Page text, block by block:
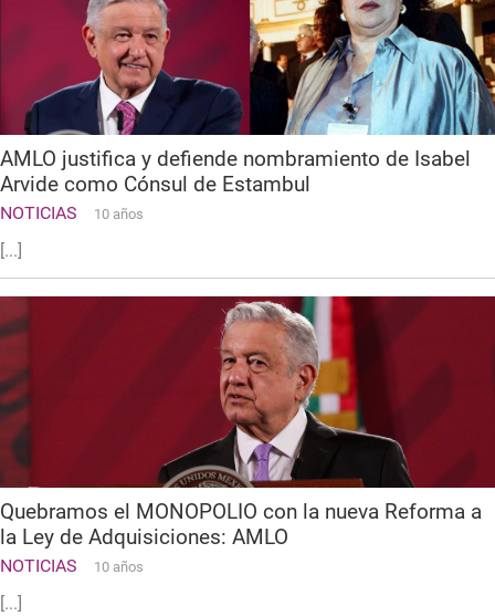
AMLO justifica y defiende nombramiento de Isabel
Arvide como Cónsul de Estambul
NOTICIAS 10 años
[...]
Quebramos el MONOPOLIO con la nueva Reforma a
la Ley de Adquisiciones: AMLO
NOTICIAS 10 años
[...]